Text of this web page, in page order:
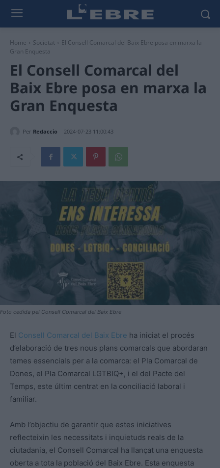
Home Societat
El Consell Comarcal del Baix Ebre posa en marxa la
Gran Enquesta
El Consell Comarcal del
Baix Ebre posa en marxa la
Gran Enquesta
Per Redaccio 2024-07-23 11:00:43
Foto cedida pel Consell Comarcal del Baix Ebre
El Consell Comarcal del Baix Ebre ha iniciat el procés
d’elaboració de tres nous plans comarcals que abordaran
temes essencials per a la comarca: el Pla Comarcal de
Dones, el Pla Comarcal LGTBIQ+, i el del Pacte del
Temps, este últim centrat en la conciliació laboral i
familiar.
Amb l’objectiu de garantir que estes iniciatives
reflecteixin les necessitats i inquietuds reals de la
ciutadania, el Consell Comarcal ha llançat una enquesta
oberta a tota la població del Baix Ebre. Esta enquesta